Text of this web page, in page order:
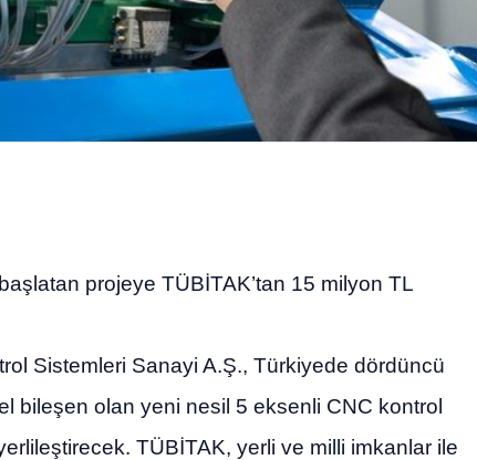
projeye TÜBİTAK’tan 15 milyon TL
Sistemleri Sanayi A.Ş., Türkiyede dördüncü
bileşen olan yeni nesil 5 eksenli CNC kontrol
TÜBİTAK, yerli ve milli imkanlar ile